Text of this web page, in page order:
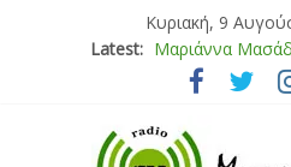
Κυριακή, 9
Latest: Μαριάννα
Τάνια Μπρεάζου
Μάνος Τρυπιάς &
Ιορδάνης